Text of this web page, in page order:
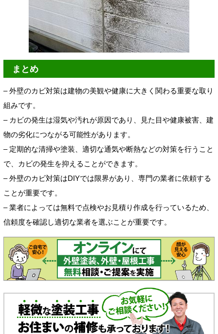
まとめ
– 外壁のカビ対策は建物の美観や健康に大きく関わる重要な取り
組みです。
– カビの発生は湿気や汚れが原因であり、見た目や健康被害、建
物の劣化につながる可能性があります。
– 定期的な清掃や塗装、適切な通気や断熱などの対策を行うこと
で、カビの発生を抑えることができます。
– 外壁のカビ対策はDIYでは限界があり、専門の業者に依頼する
ことが重要です。
– 業者によっては無料で点検やお見積り作成を行っているため、
信頼度を確認し適切な業者を選ぶことが重要です。